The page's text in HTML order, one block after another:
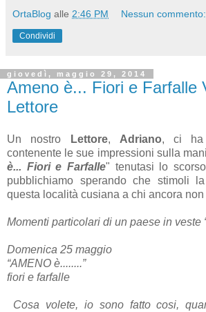
OrtaBlog alle 2:46 PM Nessun commento:
Condividi
giovedì, maggio 29, 2014
Ameno è... Fiori e Farfalle
Lettore
Un nostro Lettore, Adriano,
ci ha
contenente le sue impressioni sulla
è... Fiori e Farfalle" tenutasi lo
pubblichiamo sperando che stimoli
questa località cusiana a chi ancora
Momenti particolari di un paese in veste
Domenica 25 maggio
“AMENO è........”
fiori e farfalle
Cosa volete, io sono fatto cosi,